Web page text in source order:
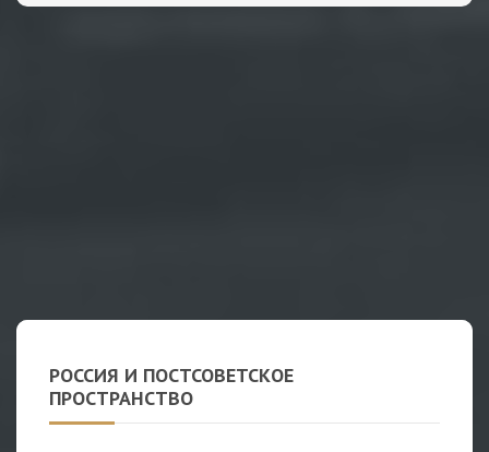
РОССИЯ И ПОСТСОВЕТСКОЕ
ПРОСТРАНСТВО